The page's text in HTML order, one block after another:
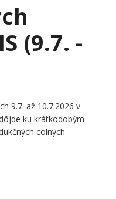
(9.7. -
9.7. až 10.7.2026 v
ku krátkodobým
colných